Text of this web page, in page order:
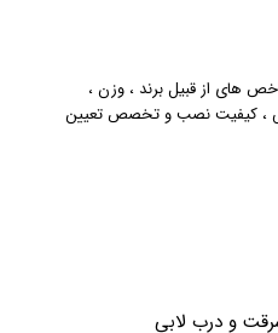
های از قبیل برند ، وزن ،
، کیفیت نصب و تخصص تعیین
و درب لابی